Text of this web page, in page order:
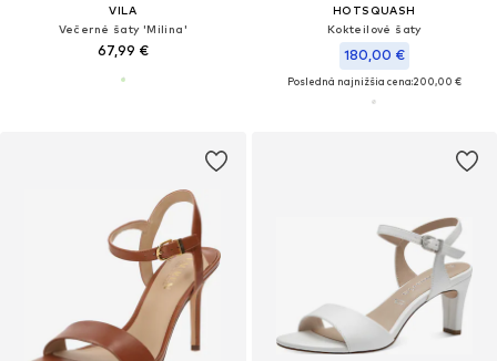
VILA
Večerné šaty 'Milina'
67,99 €
HOTSQUASH
Kokteilové šaty
180,00 €
Posledná najnižšia cena:200,00 €